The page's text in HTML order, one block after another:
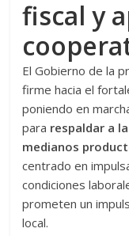
fiscal y
El Gobierno de la
firme hacia el
poniendo en
para respaldar a
medianos
centrado en
condiciones
prometen un
local.